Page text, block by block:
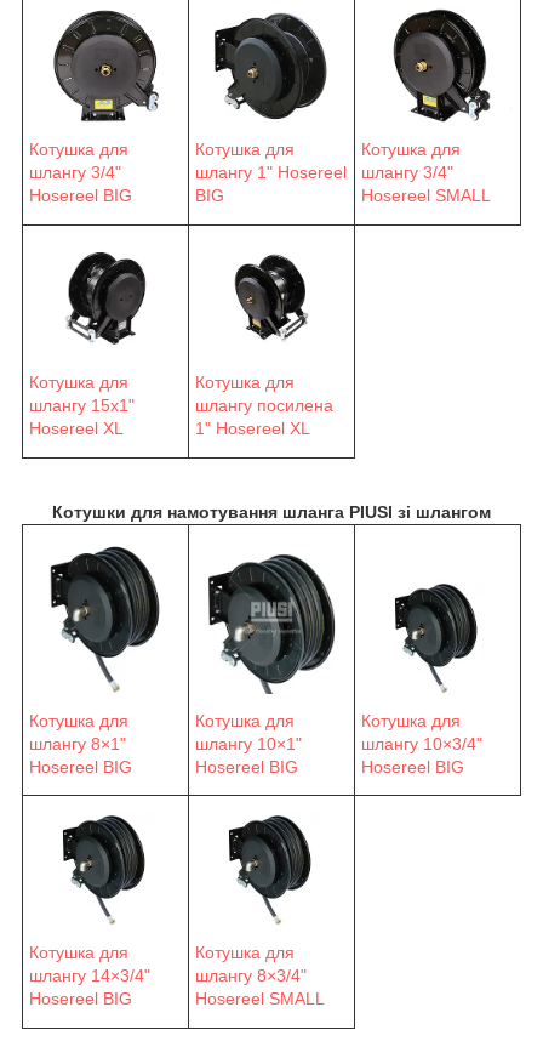
Котушка для
шлангу 3/4"
Hosereel BIG
Котушка для
шлангу 1" Hosereel
BIG
Котушка для
шлангу 3/4"
Hosereel SMALL
Котушка для
шлангу 15х1"
Hosereel XL
Котушка для
шлангу посилена
1" Hosereel XL
Котушки для намотування шланга PIUSI зі шлангом
Котушка для
шлангу 8×1"
Hosereel BIG
Котушка для
шлангу 10×1"
Hosereel BIG
Котушка для
шлангу 10×3/4"
Hosereel BIG
Котушка для
шлангу 14×3/4"
Hosereel BIG
Котушка для
шлангу 8×3/4"
Hosereel SMALL